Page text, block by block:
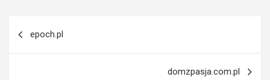
wpisu
epoch.pl
domzpasja.com.pl